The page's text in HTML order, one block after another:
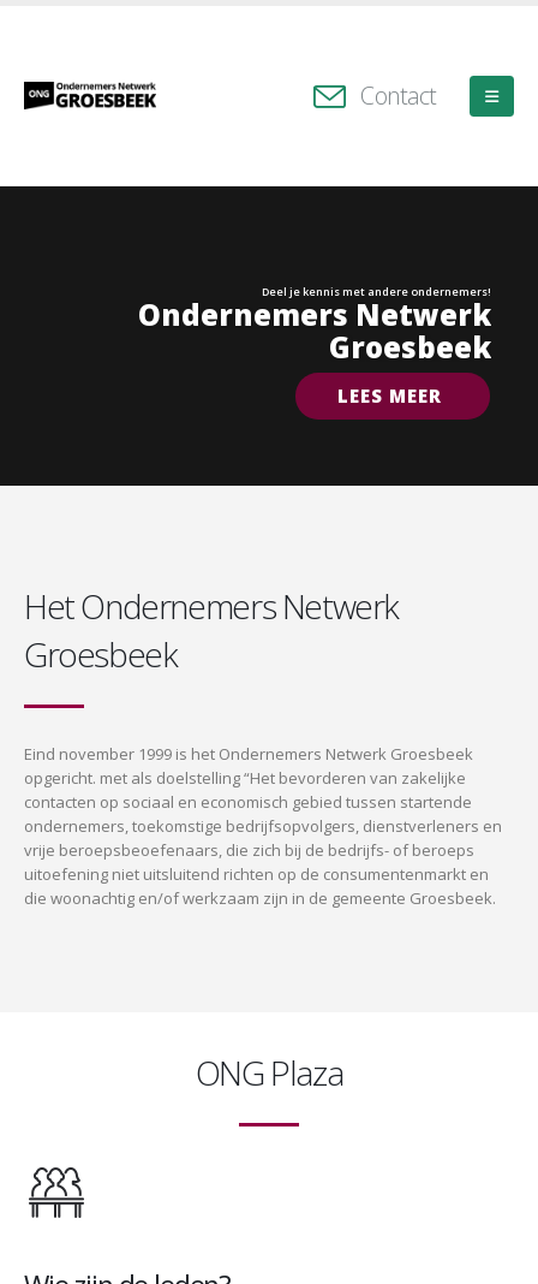
Contact
Deel je kennis met andere ondernemers!
Ondernemers Netwerk
Groesbeek
LEES MEER
Het Ondernemers Netwerk
Groesbeek
Eind november 1999 is het Ondernemers Netwerk Groesbeek
opgericht. met als doelstelling “Het bevorderen van zakelijke
contacten op sociaal en economisch gebied tussen startende
ondernemers, toekomstige bedrijfsopvolgers, dienstverleners en
vrije beroepsbeoefenaars, die zich bij de bedrijfs- of beroeps
uitoefening niet uitsluitend richten op de consumentenmarkt en
die woonachtig en/of werkzaam zijn in de gemeente Groesbeek.
ONG Plaza